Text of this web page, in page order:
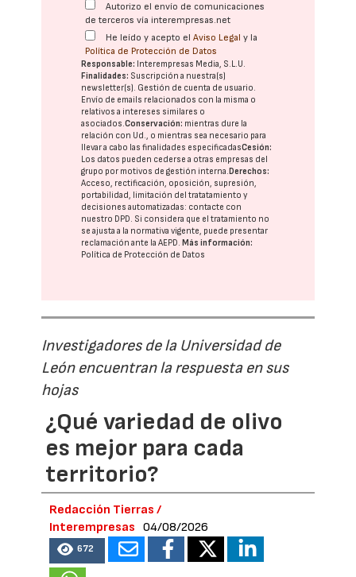
Autorizo el envío de comunicaciones
de terceros vía interempresas.net
He leído y acepto elAviso Legal y la
Política de Protección de Datos
Responsable: Interempresas Media, S.L.U.
Finalidades: Suscripción a nuestra(s)
newsletter(s). Gestión de cuenta de usuario.
Envío de emails relacionados con la misma o
relativos a intereses similares o
asociados.Conservación: mientras dure la
relación con Ud., o mientras sea necesario para
llevar a cabo las finalidades especificadasCesión:
Los datos pueden cederse a otras empresas del
grupo por motivos de gestión interna. Derechos:
Acceso, rectificación, oposición, supresión,
portabilidad, limitación del tratatamiento y
decisiones automatizadas: contacte con
nuestro DPD. Si considera que el tratamiento no
se ajusta a la normativa vigente, puede presentar
reclamación ante laAEPD. Más información:
Política de Protección de Datos
Investigadores de la Universidad de
León encuentran la respuesta en sus
hojas
¿Qué variedad de olivo
es mejor para cada
territorio?
Redacción Tierras /
Interempresas
04/08/2026
672